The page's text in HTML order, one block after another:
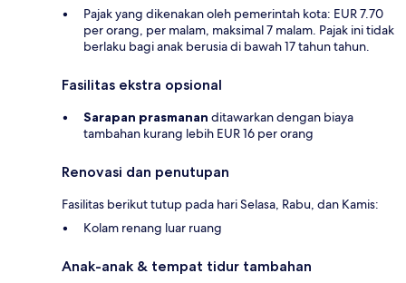
Pajak yang dikenakan oleh pemerintah kota: EUR 7.70
per orang, per malam, maksimal 7 malam. Pajak ini tidak
berlaku bagi anak berusia di bawah 17 tahun tahun.
Fasilitas ekstra opsional
Sarapan prasmanan ditawarkan dengan biaya
tambahan kurang lebih EUR 16 per orang
Renovasi dan penutupan
Fasilitas berikut tutup pada hari Selasa, Rabu, dan Kamis:
Kolam renang luar ruang
Anak-anak & tempat tidur tambahan